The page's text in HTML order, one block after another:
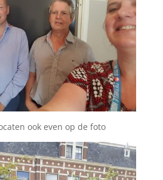
ook even op de foto